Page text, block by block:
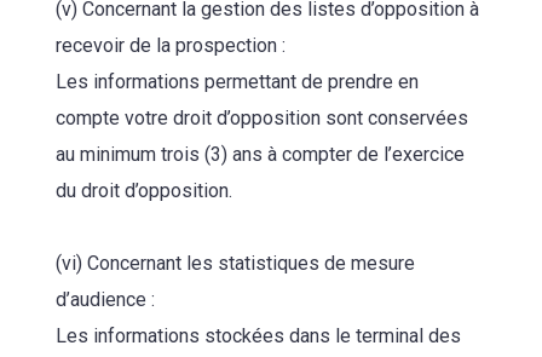
(v) Concernant la gestion des listes d’opposition à
recevoir de la prospection :
Les informations permettant de prendre en
compte votre droit d’opposition sont conservées
au minimum trois (3) ans à compter de l’exercice
du droit d’opposition.
(vi) Concernant les statistiques de mesure
d’audience :
Les informations stockées dans le terminal des